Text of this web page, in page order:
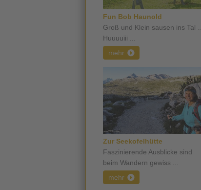
Fun Bob Haunold
Groß und Klein sausen ins Tal …
Huuuuiii ...
mehr
Zur Seekofelhütte
Faszinierende Ausblicke sind
beim Wandern gewiss ...
mehr